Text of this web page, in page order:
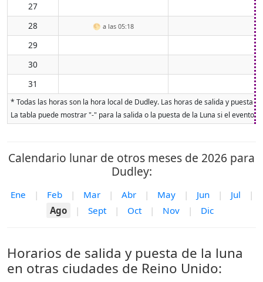
27
28
🌕 a las 05:18
29
30
31
* Todas las horas son la hora local de Dudley. Las horas de salida y puesta
La tabla puede mostrar "-" para la salida o la puesta de la Luna si el evento
Calendario lunar de otros meses de 2026 para
Dudley:
Ene | Feb | Mar | Abr | May | Jun | Jul
|
Ago
| Sept | Oct | Nov | Dic
Horarios de salida y puesta de la luna
en otras ciudades de Reino Unido: